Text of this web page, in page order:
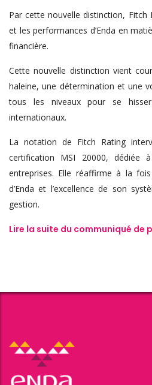
Par cette nouvelle distinction, Fitch
et les performances d’Enda en
financière.
Cette nouvelle distinction vient
haleine, une détermination et une
tous les niveaux pour se
internationaux.
La notation de Fitch Rating
certification MSI 20000, dédiée
entreprises. Elle réaffirme à la
d’Enda et l’excellence de son
gestion.
Lire la suite du communiqué de